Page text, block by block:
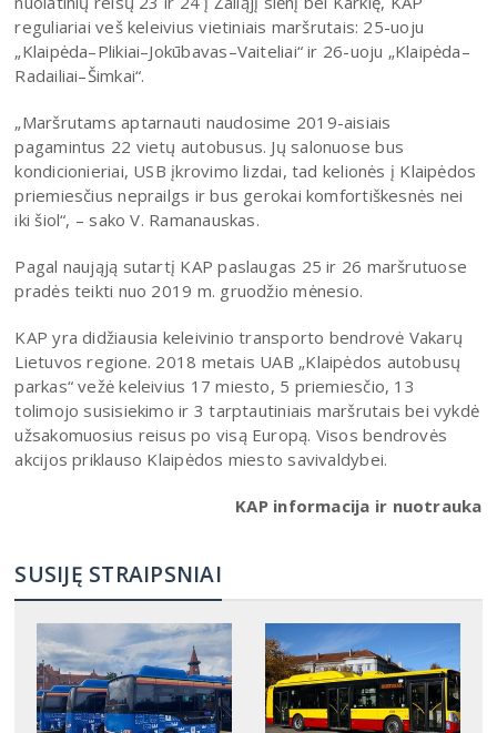
reguliariai veš keleivius vietiniais maršrutais: 25-uoju
„Klaipėda–Plikiai–Jokūbavas–Vaiteliai“ ir 26-uoju „Klaipėda–
Radailiai–Šimkai“.
„Maršrutams aptarnauti naudosime 2019-aisiais
pagamintus 22 vietų autobusus. Jų salonuose bus
kondicionieriai, USB įkrovimo lizdai, tad kelionės į Klaipėdos
priemiesčius neprailgs ir bus gerokai komfortiškesnės nei
iki šiol“, – sako V. Ramanauskas.
Pagal naująją sutartį KAP paslaugas 25 ir 26 maršrutuose
pradės teikti nuo 2019 m. gruodžio mėnesio.
KAP yra didžiausia keleivinio transporto bendrovė Vakarų
Lietuvos regione. 2018 metais UAB „Klaipėdos autobusų
parkas“ vežė keleivius 17 miesto, 5 priemiesčio, 13
tolimojo susisiekimo ir 3 tarptautiniais maršrutais bei vykdė
užsakomuosius reisus po visą Europą. Visos bendrovės
akcijos priklauso Klaipėdos miesto savivaldybei.
KAP informacija ir nuotrauka
SUSIJĘ STRAIPSNIAI